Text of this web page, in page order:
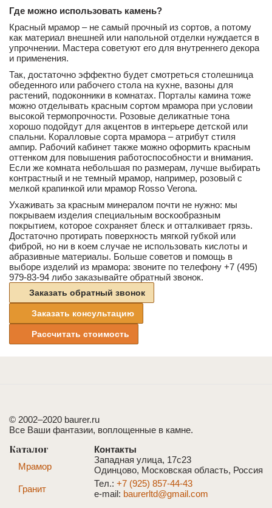
Где можно использовать камень?
Красный мрамор – не самый прочный из сортов, а потому
как материал внешней или напольной отделки нуждается в
упрочнении. Мастера советуют его для внутреннего декора
и применения.
Так, достаточно эффектно будет смотреться столешница
обеденного или рабочего стола на кухне, вазоны для
растений, подоконники в комнатах. Порталы камина тоже
можно отделывать красным сортом мрамора при условии
высокой термопрочности. Розовые деликатные тона
хорошо подойдут для акцентов в интерьере детской или
спальни. Коралловые сорта мрамора – атрибут стиля
ампир. Рабочий кабинет также можно оформить красным
оттенком для повышения работоспособности и внимания.
Если же комната небольшая по размерам, лучше выбирать
контрастный и не темный мрамор, например, розовый с
мелкой крапинкой или мрамор Rosso Verona.
Ухаживать за красным минералом почти не нужно: мы
покрываем изделия специальным воскообразным
покрытием, которое сохраняет блеск и отталкивает грязь.
Достаточно протирать поверхность мягкой губкой или
фиброй, но ни в коем случае не использовать кислоты и
абразивные материалы. Больше советов и помощь в
выборе изделий из мрамора: звоните по телефону +7 (495)
979-83-94 либо заказывайте обратный звонок.
Заказать обратный звонок
Заказать консультацию
Рассчитать стоимость
© 2002–2020 baurer.ru
Все Ваши фантазии, воплощенные в камне.
Контакты
Западная улица, 17с23
Одинцово, Московская область, Россия
Тел.: +7 (925) 857-44-43
e-mail: baurerltd@gmail.com
Каталог
Мрамор
Гранит